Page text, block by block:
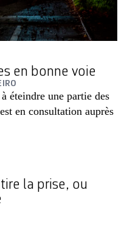
en bonne voie
éteindre une partie des
en consultation auprès
la prise, ou